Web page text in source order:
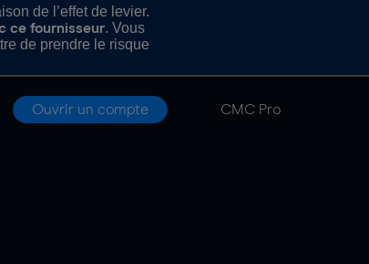
de l’effet de levier.
ce fournisseur. Vous
de prendre le risque
Ouvrir un compte CMC Pro